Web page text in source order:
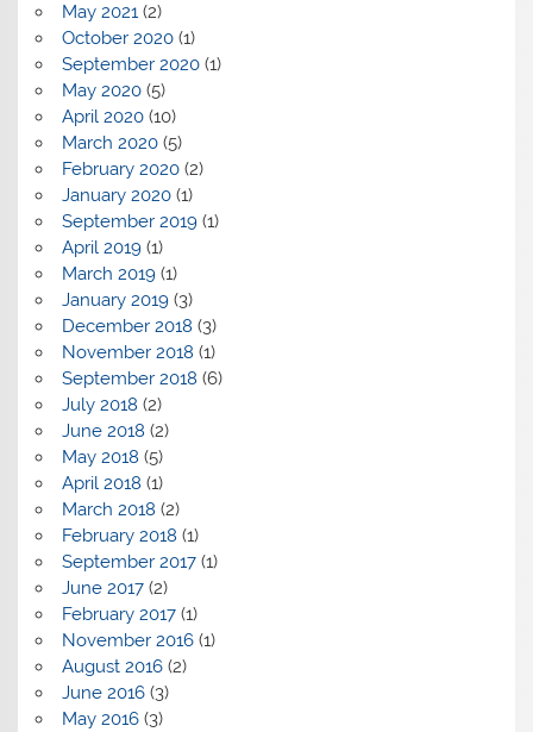
May 2021(2)
October 2020(1)
September 2020(1)
May 2020(5)
April 2020(10)
March 2020(5)
February 2020(2)
January 2020(1)
September 2019(1)
April 2019(1)
March 2019(1)
January 2019(3)
December 2018 (3)
November 2018 (1)
September 2018 (6)
July 2018 (2)
June 2018 (2)
May 2018 (5)
April 2018 (1)
March 2018 (2)
February 2018 (1)
September 2017(1)
June 2017(2)
February 2017(1)
November 2016(1)
August 2016(2)
June 2016(3)
May 2016(3)